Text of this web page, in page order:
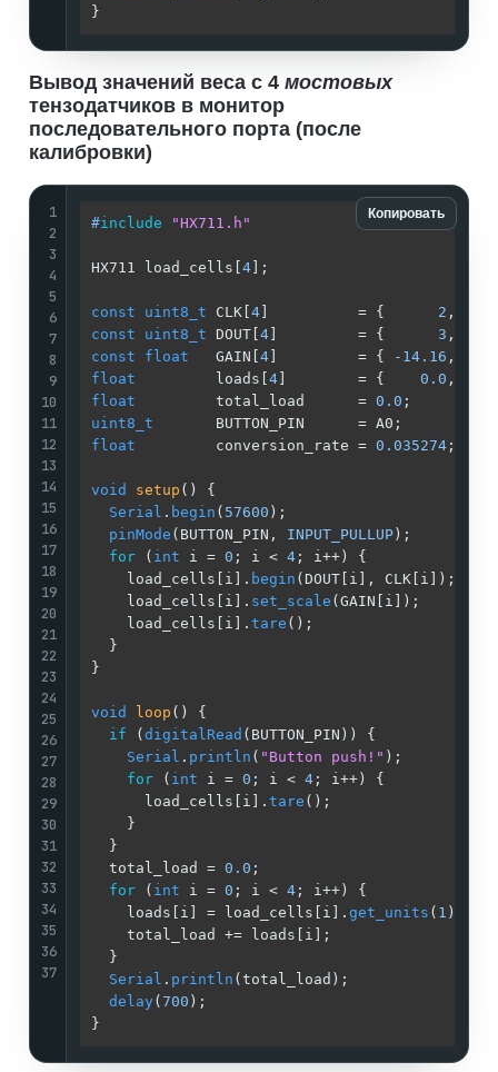
}
Вывод значений веса с 4 мостовых
тензодатчиков в монитор
последовательного порта (после
калибровки)
Копировать
1
2
3
4
5
6
7
8
9
10
11
12
13
14
15
16
17
18
19
20
21
22
23
24
25
26
27
28
29
30
31
32
33
34
35
36
37
#include "HX711.h"
HX711 load_cells[ 4
const uint8_t CLK[ 4 ]          = { 2
const
uint8_t DOUT[ 4 ]         = { 3
const
float
   GAIN[
4 ]         = { -14.16 ,
float
         loads[
4 ]        = { 0.0 ,
float
         total_load      =
0.0
uint8_t
BUTTON_PIN
float
         conversion_rate =
0.035274
void setup ()
{
Serial . begin ( 57600
pinMode (BUTTON_PIN, INPUT_PULLUP
for ( int i = 0 ; i < 4 ;
    load_cells[i].
begin
    load_cells[i].
set_scale
    load_cells[i].
tare
  }
}
void loop ()
{
if ( digitalRead
Serial . println ( "Button push!"
for ( int i = 0 ; i < 4 ;
      load_cells[i].
tare
    }
  }
  total_load =
0.0
for ( int i = 0 ; i < 4 ;
    loads[i] = load_cells[i].
get_units ( 1 ) *
total_load +=
  }
Serial . println
delay( 700
}